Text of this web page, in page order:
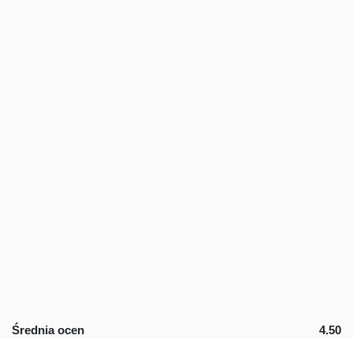
Średnia ocen 4.50